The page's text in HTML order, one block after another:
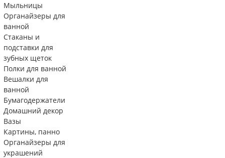
Мыльницы
Органайзеры для
ванной
Стаканы и
подставки для
зубных щеток
Полки для ванной
Вешалки для
ванной
Бумагодержатели
Домашний декор
Вазы
Картины, панно
Органайзеры для
украшений